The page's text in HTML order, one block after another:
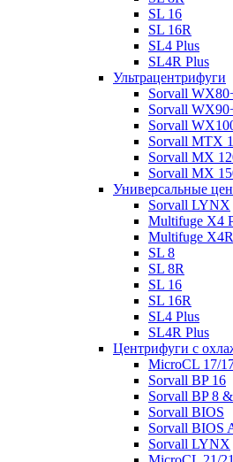
SL 16
SL 16R
SL4 Plus
SL4R Plus
Ультрацентрифуги
Sorvall
Sorvall
Sorvall
Sorvall МТХ
Sorvall МХ
Sorvall МХ
Универсальные
Sorvall LYNX
Multifuge X4
Multifuge
SL 8
SL 8R
SL 16
SL 16R
SL4 Plus
SL4R Plus
Центрифуги с
MicroCL 17/
Sorvall BP 16
Sorvall BP 8
Sorvall BIOS
Sorvall BIOS
Sorvall LYNX